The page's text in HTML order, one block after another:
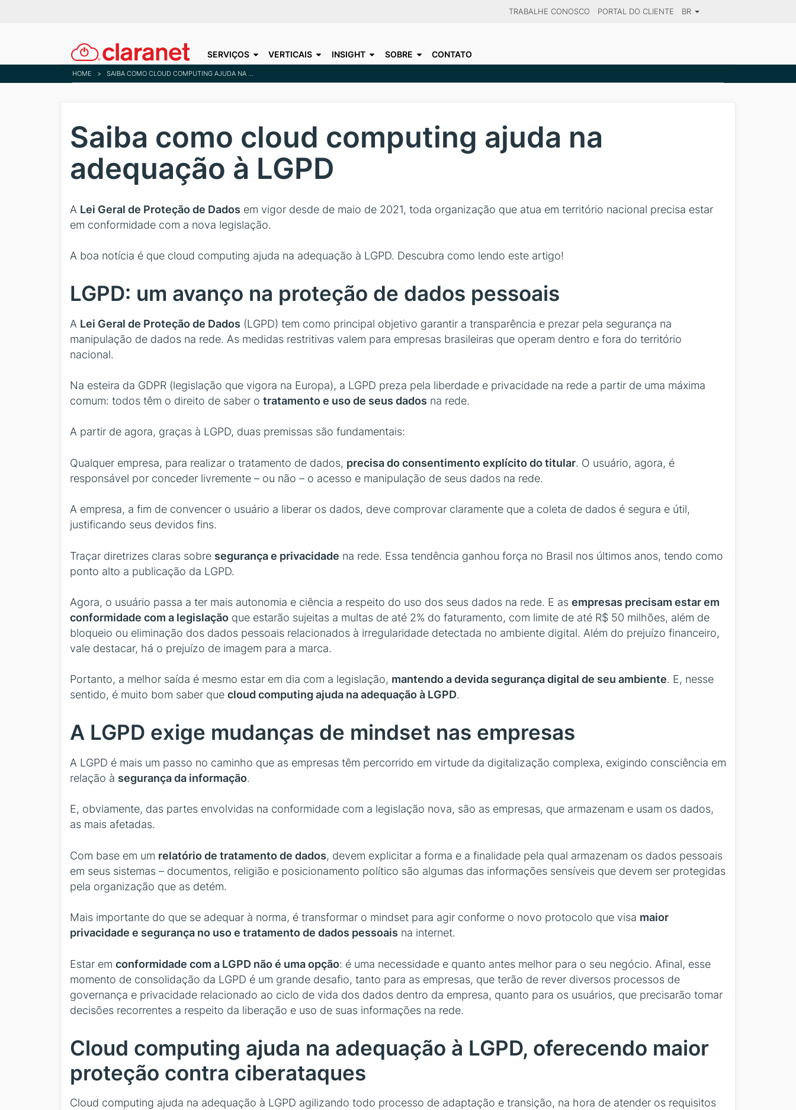
content
TRABALHE CONOSCO PORTAL DO CLIENTE BR
SERVIÇOS VERTICAIS INSIGHT SOBRE CONTATO
HOME > SAIBA COMO CLOUD COMPUTING AJUDA NA ADEQUAÇÃO À LGPD
Saiba como cloud computing ajuda na
adequação à LGPD
A Lei Geral de Proteção de Dados em vigor desde de maio de 2021, toda organização que atua em território nacional precisa estar
em conformidade com a nova legislação.
A boa notícia é que cloud computing ajuda na adequação à LGPD. Descubra como lendo este artigo!
LGPD: um avanço na proteção de dados pessoais
A Lei Geral de Proteção de Dados (LGPD) tem como principal objetivo garantir a transparência e prezar pela segurança na
manipulação de dados na rede. As medidas restritivas valem para empresas brasileiras que operam dentro e fora do território
nacional.
Na esteira da GDPR (legislação que vigora na Europa), a LGPD preza pela liberdade e privacidade na rede a partir de uma máxima
comum: todos têm o direito de saber o tratamento e uso de seus dados na rede.
A partir de agora, graças à LGPD, duas premissas são fundamentais:
Qualquer empresa, para realizar o tratamento de dados, precisa do consentimento explícito do titular. O usuário, agora, é
responsável por conceder livremente – ou não – o acesso e manipulação de seus dados na rede.
A empresa, a fim de convencer o usuário a liberar os dados, deve comprovar claramente que a coleta de dados é segura e útil,
justificando seus devidos fins.
Traçar diretrizes claras sobre segurança e privacidade na rede. Essa tendência ganhou força no Brasil nos últimos anos, tendo como
ponto alto a publicação da LGPD.
Agora, o usuário passa a ter mais autonomia e ciência a respeito do uso dos seus dados na rede. E as empresas precisam estar em
conformidade com a legislação que estarão sujeitas a multas de até 2% do faturamento, com limite de até R$ 50 milhões, além de
bloqueio ou eliminação dos dados pessoais relacionados à irregularidade detectada no ambiente digital. Além do prejuízo financeiro,
vale destacar, há o prejuízo de imagem para a marca.
Portanto, a melhor saída é mesmo estar em dia com a legislação, mantendo a devida segurança digital de seu ambiente. E, nesse
sentido, é muito bom saber que cloud computing ajuda na adequação à LGPD.
A LGPD exige mudanças de mindset nas empresas
A LGPD é mais um passo no caminho que as empresas têm percorrido em virtude da digitalização complexa, exigindo consciência em
relação à segurança da informação.
E, obviamente, das partes envolvidas na conformidade com a legislação nova, são as empresas, que armazenam e usam os dados,
as mais afetadas.
Com base em um relatório de tratamento de dados, devem explicitar a forma e a finalidade pela qual armazenam os dados pessoais
em seus sistemas – documentos, religião e posicionamento político são algumas das informações sensíveis que devem ser protegidas
pela organização que as detém.
Mais importante do que se adequar à norma, é transformar o mindset para agir conforme o novo protocolo que visa maior
privacidade e segurança no uso e tratamento de dados pessoais na internet.
Estar em conformidade com a LGPD não é uma opção: é uma necessidade e quanto antes melhor para o seu negócio. Afinal, esse
momento de consolidação da LGPD é um grande desafio, tanto para as empresas, que terão de rever diversos processos de
governança e privacidade relacionado ao ciclo de vida dos dados dentro da empresa, quanto para os usuários, que precisarão tomar
decisões recorrentes a respeito da liberação e uso de suas informações na rede.
Cloud computing ajuda na adequação à LGPD, oferecendo maior
proteção contra ciberataques
Cloud computing ajuda na adequação à LGPD agilizando todo processo de adaptação e transição, na hora de atender os requisitos